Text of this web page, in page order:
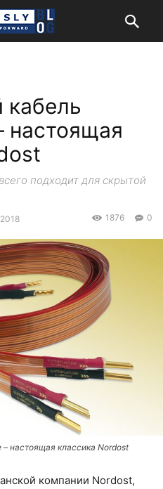
кабель
настоящая
подходит для скрытой
0
1876
настоящая классика Nordost
компании Nordost,